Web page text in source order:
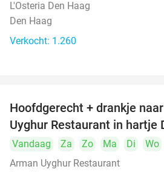
L'Osteria Den Haag
Den Haag
Verkocht: 1.260
Hoofdgerecht + drankje
Uyghur Restaurant in hartje
Vandaag Za Zo Ma Di
Wo
Arman Uyghur Restaurant